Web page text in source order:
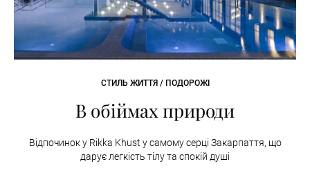
СТИЛЬ ЖИТТЯ / ПОДОРОЖІ
В обіймах природи
Відпочинок у Rikka Khust у самому серці Закарпаття, що
дарує легкість тілу та спокій душі